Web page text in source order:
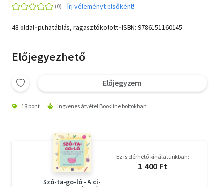
Írj véleményt elsőként!
48 oldal･puhatáblás, ragasztókötött･ISBN: 9786151160145
Előjegyezhető
Előjegyzem
18 pont Ingyenes átvétel Bookline boltokban
Szó-ta-go-ló - A ci-
Ez is elérhető kínálatunkban:
1 400 Ft